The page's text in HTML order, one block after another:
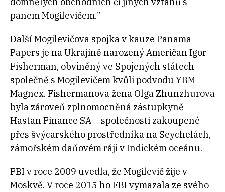
panem Mogilevičem.”
Další Mogilevičova spojka v kauze Panama
Papers je na Ukrajině narozený Američan Igor
Fisherman, obviněný ve Spojených státech
společně s Mogilevičem kvůli podvodu YBM
Magnex. Fishermanova žena Olga Zhunzhurova
byla zároveň zplnomocněná zástupkyně
Hastan Finance SA – společnosti zakoupené
přes švýcarského prostředníka na Seychelách,
zámořském daňovém ráji v Indickém oceánu.
FBI v roce 2009 uvedla, že Mogilevič žije v
Moskvě. V roce 2015 ho FBI vymazala ze svého